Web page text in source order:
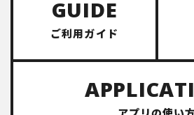
GUIDE
ご利用ガイド